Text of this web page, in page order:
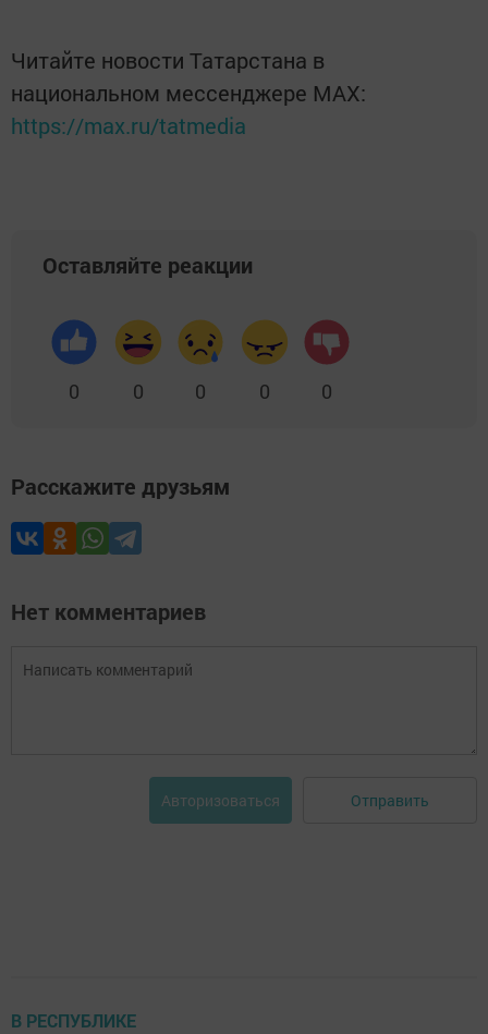
Читайте новости Татарстана в
национальном мессенджере MАХ:
https://max.ru/tatmedia
Оставляйте реакции
0 0 0 0 0
Расскажите друзьям
Нет комментариев
Авторизоваться Отправить
В РЕСПУБЛИКЕ